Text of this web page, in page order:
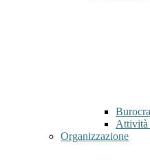
Attività
Organizzazione